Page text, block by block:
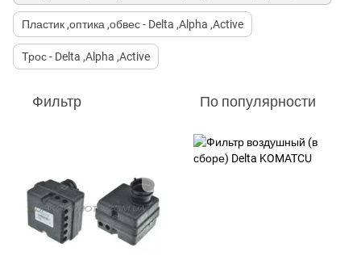
Пластик ,оптика ,обвес - Delta ,Alpha ,Active
Трос - Delta ,Alpha ,Active
Фильтр По популярности